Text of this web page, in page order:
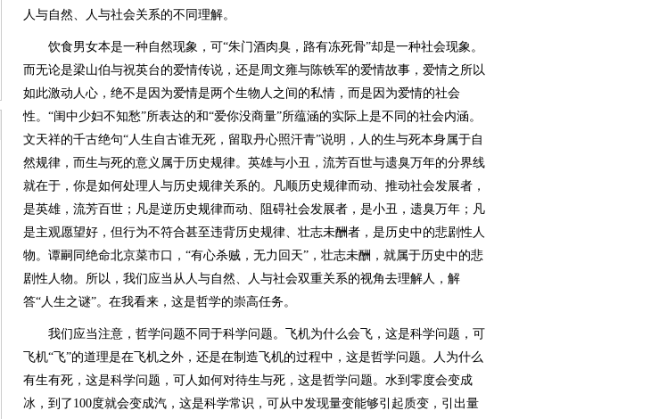
人与自然、人与社会关系的不同理解。
饮食男女本是一种自然现象，可“朱门酒肉臭，路有冻死骨”却是一种社会现象。
而无论是梁山伯与祝英台的爱情传说，还是周文雍与陈铁军的爱情故事，爱情之所以
如此激动人心，绝不是因为爱情是两个生物人之间的私情，而是因为爱情的社会
性。“闺中少妇不知愁”所表达的和“爱你没商量”所蕴涵的实际上是不同的社会内涵。
文天祥的千古绝句“人生自古谁无死，留取丹心照汗青”说明，人的生与死本身属于自
然规律，而生与死的意义属于历史规律。英雄与小丑，流芳百世与遗臭万年的分界线
就在于，你是如何处理人与历史规律关系的。凡顺历史规律而动、推动社会发展者，
是英雄，流芳百世；凡是逆历史规律而动、阻碍社会发展者，是小丑，遗臭万年；凡
是主观愿望好，但行为不符合甚至违背历史规律、壮志未酬者，是历史中的悲剧性人
物。谭嗣同绝命北京菜市口，“有心杀贼，无力回天”，壮志未酬，就属于历史中的悲
剧性人物。所以，我们应当从人与自然、人与社会双重关系的视角去理解人，解
答“人生之谜”。在我看来，这是哲学的崇高任务。
我们应当注意，哲学问题不同于科学问题。飞机为什么会飞，这是科学问题，可
飞机“飞”的道理是在飞机之外，还是在制造飞机的过程中，这是哲学问题。人为什么
有生有死，这是科学问题，可人如何对待生与死，这是哲学问题。水到零度会变成
冰，到了100度就会变成汽，这是科学常识，可从中发现量变能够引起质变，引出量